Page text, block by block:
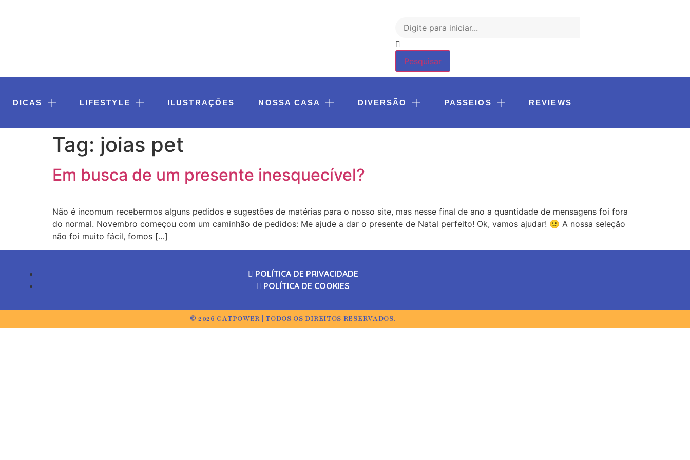
Pesquisar
DICAS LIFESTYLE ILUSTRAÇÕES NOSSA CASA DIVERSÃO PASSEIOS REVIEWS
Tag: joias pet
Em busca de um presente inesquecível?
Não é incomum recebermos alguns pedidos e sugestões de matérias para o nosso site, mas nesse final de ano a quantidade de mensagens foi fora
do normal. Novembro começou com um caminhão de pedidos: Me ajude a dar o presente de Natal perfeito! Ok, vamos ajudar! 🙂 A nossa seleção
não foi muito fácil, fomos […]
POLÍTICA DE PRIVACIDADE
POLÍTICA DE COOKIES
© 2026 CATPOWER | TODOS OS DIREITOS RESERVADOS.